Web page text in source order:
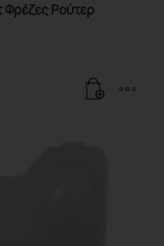
Φρέζες Ρούτερ